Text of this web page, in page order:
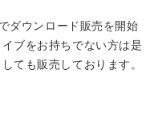
ダウンロード販売を開始
ブをお持ちでない方は是
ても販売しております。